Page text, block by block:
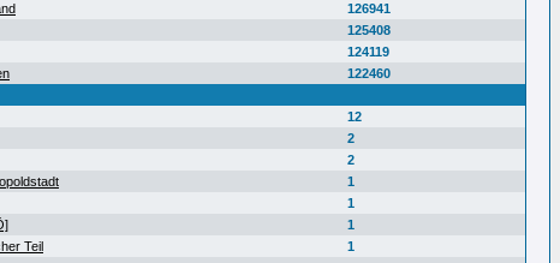
126941
125408
124119
122460
12
2
2
1
1
1
Teil
1